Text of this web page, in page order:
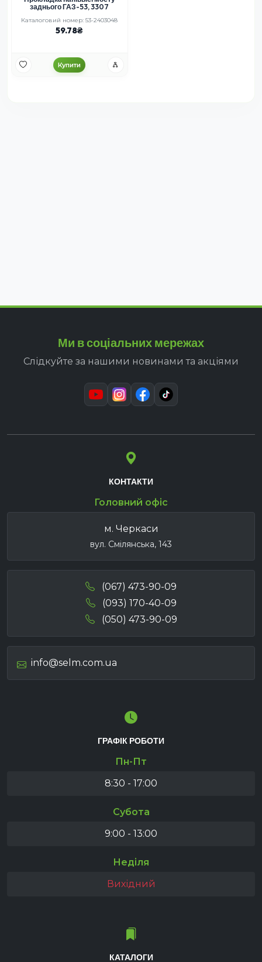
заднього ГАЗ-53, 3307
Каталоговий номер: 53-2403048
59.78
Купити
Ми в соціальних мережах
Слідкуйте за нашими новинами та акціями
КОНТАКТИ
Головний офіс
м. Черкаси
вул. Смілянська, 143
(067) 473-90-09
(093) 170-40-09
(050) 473-90-09
info@selm.com.ua
ГРАФІК РОБОТИ
Пн-Пт
8:30 - 17:00
Субота
9:00 - 13:00
Неділя
Вихідний
КАТАЛОГИ